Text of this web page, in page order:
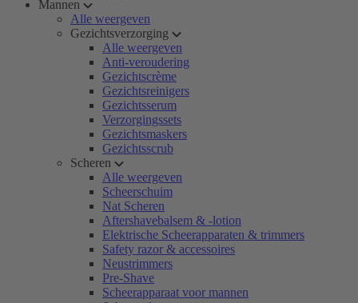
Mannen
Alle weergeven
Gezichtsverzorging
Alle weergeven
Anti-veroudering
Gezichtscrème
Gezichtsreinigers
Gezichtsserum
Verzorgingssets
Gezichtsmaskers
Gezichtsscrub
Scheren
Alle weergeven
Scheerschuim
Nat Scheren
Aftershavebalsem & -lotion
Elektrische Scheerapparaten & trimmers
Safety razor & accessoires
Neustrimmers
Pre-Shave
Scheerapparaat voor mannen